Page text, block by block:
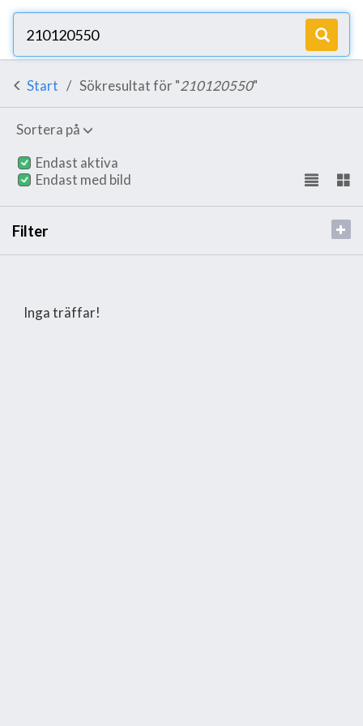
Start Sökresultat för "210120550"
Sortera på
Endast aktiva
Endast med bild
Filter
Inga träffar!